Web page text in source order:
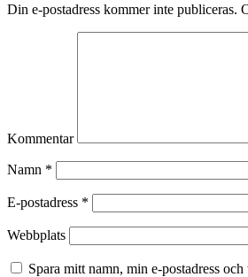
Din e-postadress kommer inte publiceras.
Kommentar
Namn *
E-postadress *
Webbplats
Spara mitt namn, min e-postadress